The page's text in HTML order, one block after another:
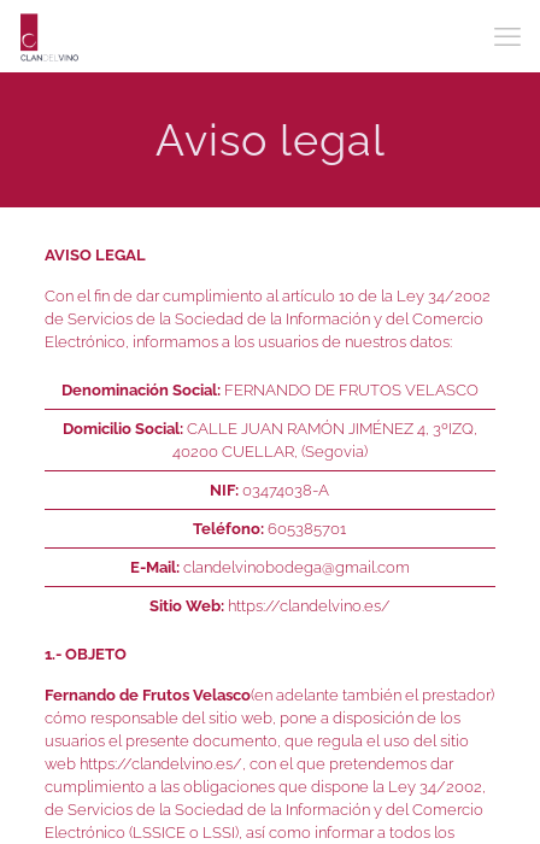
Aviso legal
AVISO LEGAL
Con el fin de dar cumplimiento al artículo 10 de la Ley 34/2002
de Servicios de la Sociedad de la Información y del Comercio
Electrónico, informamos a los usuarios de nuestros datos:
Denominación Social:FERNANDO DE FRUTOS VELASCO
Domicilio Social:CALLE JUAN RAMÓN JIMÉNEZ 4, 3ºIZQ,
40200 CUELLAR, (Segovia)
NIF: 03474038-A
Teléfono: 605385701
E-Mail: clandelvinobodega@gmail.com
Sitio Web:https://clandelvino.es/
1.- OBJETO
Fernando de Frutos Velasco(en adelante también el prestador)
cómo responsable del sitio web, pone a disposición de los
usuarios el presente documento, que regula el uso del sitio
web https://clandelvino.es/, con el que pretendemos dar
cumplimiento a las obligaciones que dispone la Ley 34/2002,
de Servicios de la Sociedad de la Información y del Comercio
Electrónico (LSSICE o LSSI), así como informar a todos los